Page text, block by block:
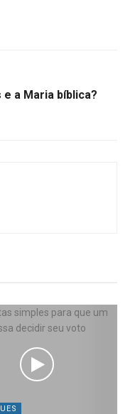
a Maria bíblica?